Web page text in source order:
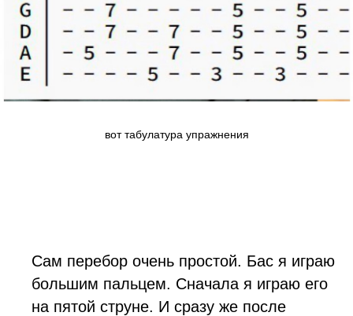
вот табулатура упражнения
Сам перебор очень простой. Бас я играю
большим пальцем. Сначала я играю его
на пятой струне. И сразу же после